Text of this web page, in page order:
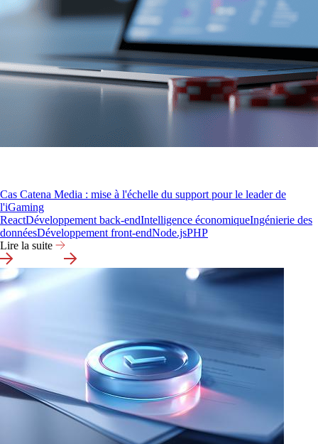
Cas Catena Media : mise à l'échelle du support pour le leader de
l'iGaming
ReactDéveloppement back-endIntelligence économiqueIngénierie des
donnéesDéveloppement front-endNode.jsPHP
Lire la suite